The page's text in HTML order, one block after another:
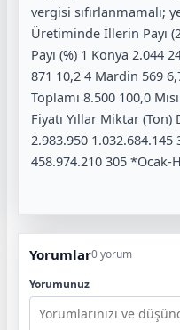
vergisi sıfırlanmamalı;
Üretiminde İllerin Payı
Payı (%) 1 Konya 2.044
871 10,2 4 Mardin 569
Toplamı 8.500 100,0
Fiyatı Yıllar Miktar
2.983.950 1.032.684.145
458.974.210 305 *Ocak-
Yorumlar0 yorum
Yorumunuz